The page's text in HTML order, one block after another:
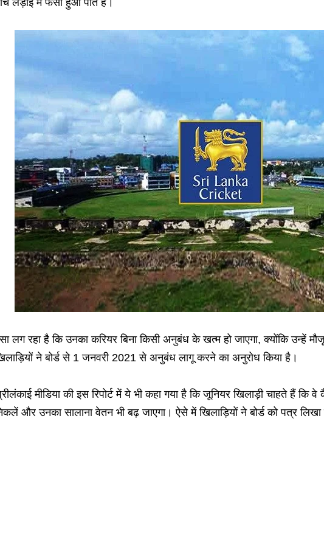
लग रहा है कि उनका करियर बिना किसी अनुबंध के खत्म हो जाएगा, क्योंकि उन्हें
ने बोर्ड से 1 जनवरी 2021 से अनुबंध लागू करने का अनुरोध किया है।
मीडिया की इस रिपोर्ट में ये भी कहा गया है कि जूनियर खिलाड़ी चाहते हैं कि
और उनका सालाना वेतन भी बढ़ जाएगा। ऐसे में खिलाड़ियों ने बोर्ड को पत्र लिखा